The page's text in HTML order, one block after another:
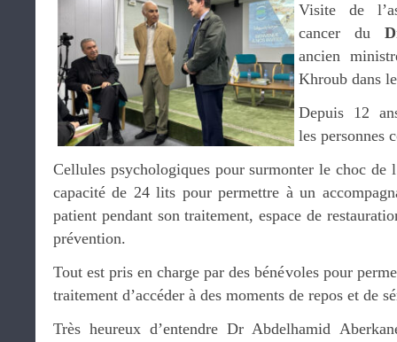
Visite de
cancer du
ancien
Khroub dans
Depuis 12
les personnes
Cellules psychologiques pour surmonter le choc de
capacité de 24 lits pour permettre à un
patient pendant son traitement, espace de
prévention.
Tout est pris en charge par des bénévoles pour
traitement d’accéder à des moments de repos et de
Très heureux d’entendre Dr Abdelhamid